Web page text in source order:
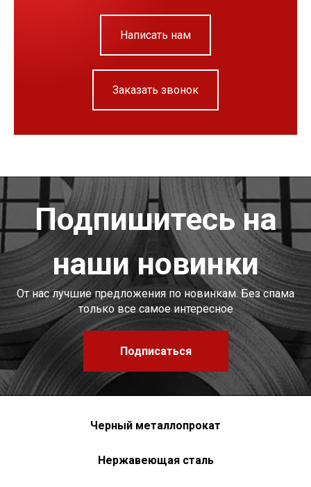
Написать нам
Заказать звонок
Подпишитесь на
наши новинки
От нас лучшие предложения по новинкам. Без спама
только все самое интересное
Подписаться
Черный металлопрокат
Нержавеющая сталь